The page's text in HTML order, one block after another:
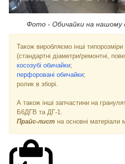
Фото - Обичайки на нашому
Також виробляємо інші
(стандартні діаметри/ремонтні,
косозубі обичайки;
перфоровані обичайки;
ролик в зборі.
А також інші запчастини на
Б6ДГВ та ДГ-1.
Прайс-лист на основні матеріали